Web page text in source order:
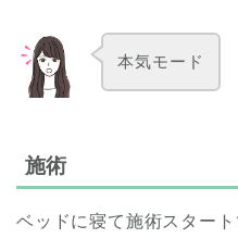
本気モード
施術
ベッドに寝て施術スタート